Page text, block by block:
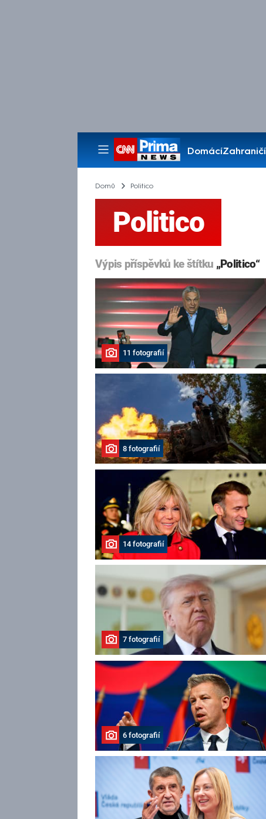
DomácíZahraničí
Pořady
Domů Politico
Politico
Výpis příspěvků ke štítku „Politico“
11 fotografií
8 fotografií
14 fotografií
7 fotografií
6 fotografií